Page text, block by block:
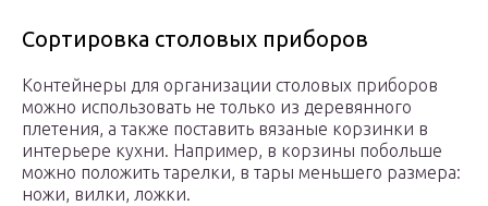
Сортировка столовых приборов
Контейнеры для организации столовых приборов
можно использовать не только из деревянного
плетения, а также поставить вязаные корзинки в
интерьере кухни. Например, в корзины побольше
можно положить тарелки, в тары меньшего размера:
ножи, вилки, ложки.